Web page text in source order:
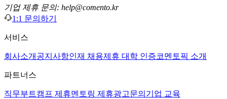
기업 제휴 문의: help@comento.kr
1:1 문의하기
서비스
회사소개 공지사항인재 채용제휴 대학 인증코멘토픽 소개
파트너스
직무부트캠프 제휴멘토링 제휴광고문의 기업 교육